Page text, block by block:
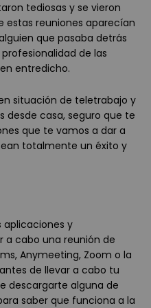
tediosas y se vieron
estas reuniones aparecían
que pasaba detrás
de las
entredicho.
situación de teletrabajo y
desde casa, seguro que te
que te vamos a dar a
totalmente un éxito y
aplicaciones y
a cabo una reunión de
Anymeeting, Zoom o la
de llevar a cabo tu
descargarte alguna de
saber que funciona a la